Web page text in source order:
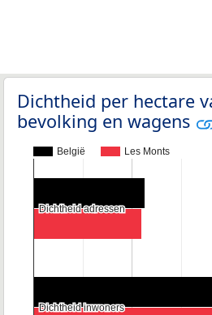
Dichtheid per hectare
bevolking en wagens
België Les Monts
Dichtheid adressen
Dichtheid adressen
Dichtheid inwoners
Dichtheid inwoners